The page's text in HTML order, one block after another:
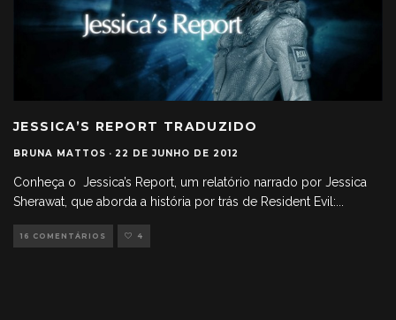
JESSICA’S REPORT TRADUZIDO
BRUNA MATTOS · 22 DE JUNHO DE 2012
Conheça o Jessica’s Report, um relatório narrado por Jessica
Sherawat, que aborda a história por trás de Resident Evil:...
16 COMENTÁRIOS 4